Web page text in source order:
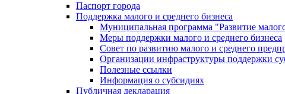
Паспорт города
Поддержка малого и среднего бизнеса
Муниципальная программа "Развитие
Меры поддержки малого и среднего бизнеса
Совет по развитию малого и среднего
Организации инфраструктуры поддержки
Полезные ссылки
Информация о субсидиях
Публичная декларация